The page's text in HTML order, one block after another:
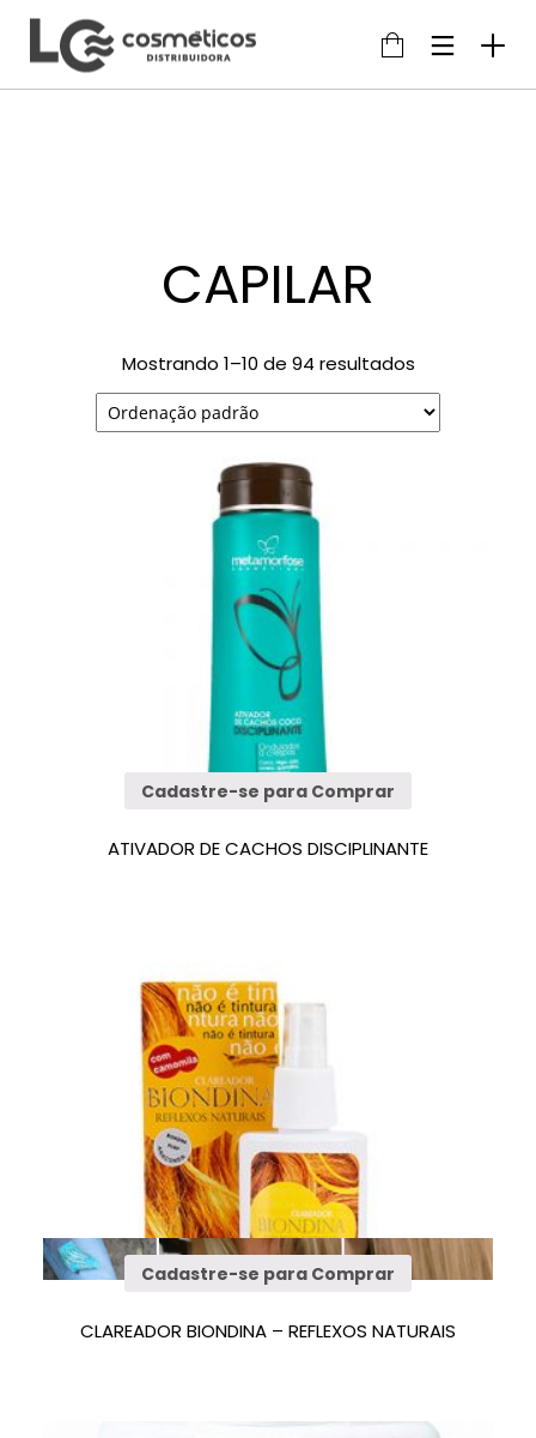
CAPILAR
Mostrando 1–10 de 94 resultados
Cadastre-se para Comprar
ATIVADOR DE CACHOS DISCIPLINANTE
Cadastre-se para Comprar
CLAREADOR BIONDINA – REFLEXOS NATURAIS